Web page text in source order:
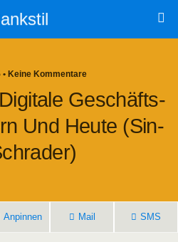
• Keine Kommentare
Geschäfts­
Und Heu­te (Sin­
Anpin­nen Mail SMS